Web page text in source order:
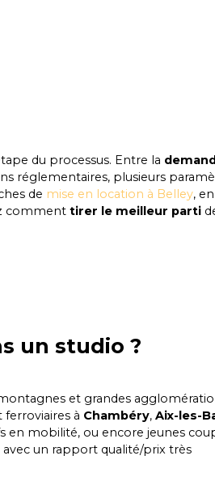
du processus. Entre la
réglementaires, plusieurs
de mise en location à Belley, en
comment tirer le meilleur parti
un studio ?
et grandes
ferroviaires à Chambéry, Aix-les-
en mobilité, ou encore jeunes
avec un rapport qualité/prix très